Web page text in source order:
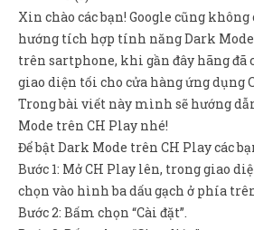
Sản Phẩm
Giúp đỡ
Liên hệ
Xin chào các bạn! Google cũng
hướng tích hợp tính năng Dark
trên sartphone, khi gần đây hãng
giao diện tối cho cửa hàng ứng dụng
Trong bài viết này mình sẽ hướng
Mode trên CH Play nhé!
Để bật Dark Mode trên CH Play các
Bước 1: Mở CH Play lên, trong giao
chọn vào hình ba dấu gạch ở phía
Bước 2: Bấm chọn “Cài đặt”.